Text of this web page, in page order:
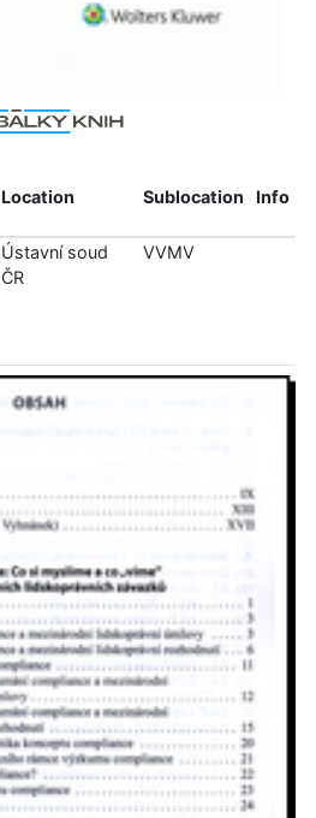
Location Sublocation Info
Ústavní soud
ČR
VVMV